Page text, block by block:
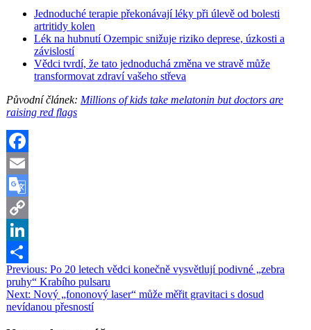
Jednoduché terapie překonávají léky při úlevě od bolesti
artritidy kolen
Lék na hubnutí Ozempic snižuje riziko deprese, úzkosti a
závislostí
Vědci tvrdí, že tato jednoduchá změna ve stravě může
transformovat zdraví vašeho střeva
Původní článek: Millions of kids take melatonin but doctors are
raising red flags
Facebook
Email
Google
Translate
Copy
Link
LinkedIn
Share
Navigace
pro
příspěvek
Previous: Po 20 letech vědci konečně vysvětlují podivné „zebra
pruhy“ Krabího pulsaru
Next: Nový „fononový laser“ může měřit gravitaci s dosud
nevídanou přesností